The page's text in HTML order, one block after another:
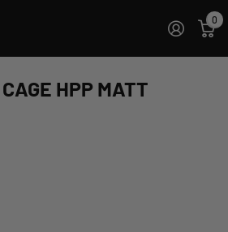
0
HPP MATT